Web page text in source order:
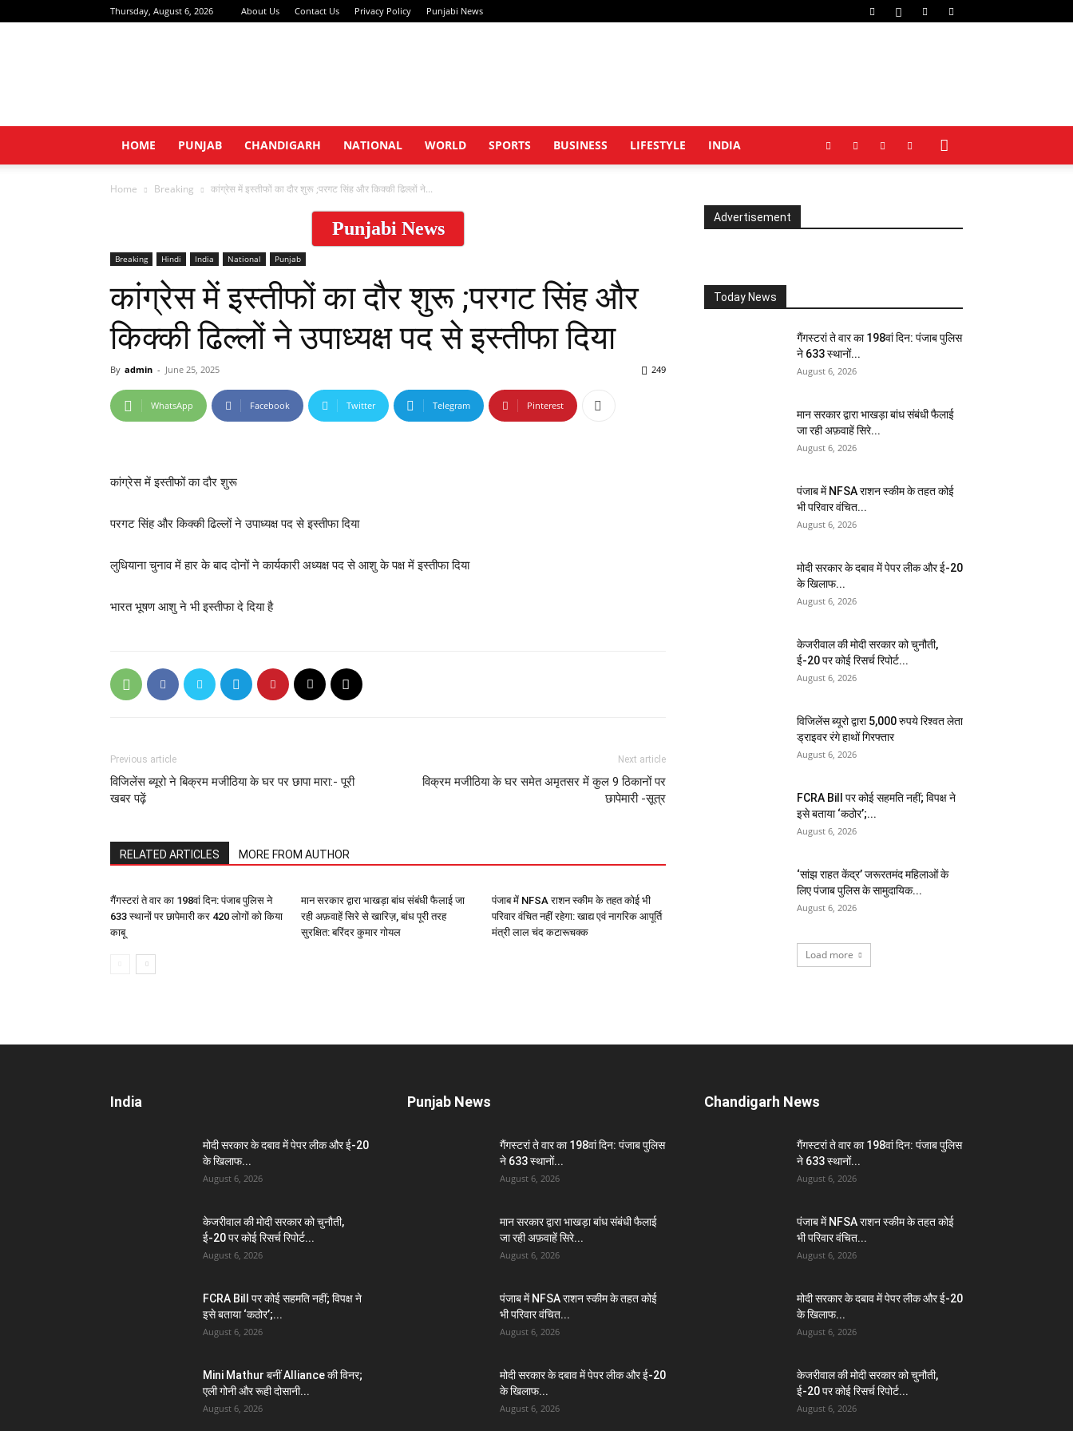
Thursday, August 6, 2026 About Us Contact Us Privacy Policy Punjabi News
Khabar
HOME PUNJAB CHANDIGARH NATIONAL WORLD SPORTS BUSINESS LIFESTYLE INDIA
Home Breaking कांग्रेस में इस्तीफों का दौर शुरू ;परगट सिंह और किक्की ढिल्लों ने...
Punjabi News
Breaking Hindi India National Punjab
कांग्रेस में इस्तीफों का दौर शुरू ;परगट सिंह और
किक्की ढिल्लों ने उपाध्यक्ष पद से इस्तीफा दिया
By admin - June 25, 2025 249
WhatsApp Facebook Twitter Telegram Pinterest
कांग्रेस में इस्तीफों का दौर शुरू
परगट सिंह और किक्की ढिल्लों ने उपाध्यक्ष पद से इस्तीफा दिया
लुधियाना चुनाव में हार के बाद दोनों ने कार्यकारी अध्यक्ष पद से आशु के पक्ष में इस्तीफा दिया
भारत भूषण आशु ने भी इस्तीफा दे दिया है
Previous article
विजिलेंस ब्यूरो ने बिक्रम मजीठिया के घर पर छापा मारा:- पूरी
खबर पढ़ें
Next article
विक्रम मजीठिया के घर समेत अमृतसर में कुल 9 ठिकानों पर
छापेमारी -सूत्र
RELATED ARTICLES MORE FROM AUTHOR
गैंगस्टरां ते वार का 198वां दिन: पंजाब पुलिस ने
633 स्थानों पर छापेमारी कर 420 लोगों को किया
काबू
मान सरकार द्वारा भाखड़ा बांध संबंधी फैलाई जा
रही अफ़वाहें सिरे से खारिज़, बांध पूरी तरह
सुरक्षित: बरिंदर कुमार गोयल
पंजाब में NFSA राशन स्कीम के तहत कोई भी
परिवार वंचित नहीं रहेगा: खाद्य एवं नागरिक आपूर्ति
मंत्री लाल चंद कटारूचक्क
Advertisement
Today News
गैंगस्टरां ते वार का 198वां दिन: पंजाब पुलिस
ने 633 स्थानों...
August 6, 2026
मान सरकार द्वारा भाखड़ा बांध संबंधी फैलाई
जा रही अफ़वाहें सिरे...
August 6, 2026
पंजाब में NFSA राशन स्कीम के तहत कोई
भी परिवार वंचित...
August 6, 2026
मोदी सरकार के दबाव में पेपर लीक और ई-20
के खिलाफ...
August 6, 2026
केजरीवाल की मोदी सरकार को चुनौती,
ई-20 पर कोई रिसर्च रिपोर्ट...
August 6, 2026
विजिलेंस ब्यूरो द्वारा 5,000 रुपये रिश्वत लेता
ड्राइवर रंगे हाथों गिरफ्तार
August 6, 2026
FCRA Bill पर कोई सहमति नहीं; विपक्ष ने
इसे बताया ‘कठोर’;...
August 6, 2026
‘सांझ राहत केंद्र’ जरूरतमंद महिलाओं के
लिए पंजाब पुलिस के सामुदायिक...
August 6, 2026
Load more
India
मोदी सरकार के दबाव में पेपर लीक और ई-20
के खिलाफ...
August 6, 2026
केजरीवाल की मोदी सरकार को चुनौती,
ई-20 पर कोई रिसर्च रिपोर्ट...
August 6, 2026
FCRA Bill पर कोई सहमति नहीं; विपक्ष ने
इसे बताया ‘कठोर’;...
August 6, 2026
Mini Mathur बनीं Alliance की विनर;
एली गोनी और रूही दोसानी...
August 6, 2026
Punjab News
गैंगस्टरां ते वार का 198वां दिन: पंजाब पुलिस
ने 633 स्थानों...
August 6, 2026
मान सरकार द्वारा भाखड़ा बांध संबंधी फैलाई
जा रही अफ़वाहें सिरे...
August 6, 2026
पंजाब में NFSA राशन स्कीम के तहत कोई
भी परिवार वंचित...
August 6, 2026
मोदी सरकार के दबाव में पेपर लीक और ई-20
के खिलाफ...
August 6, 2026
Chandigarh News
गैंगस्टरां ते वार का 198वां दिन: पंजाब पुलिस
ने 633 स्थानों...
August 6, 2026
पंजाब में NFSA राशन स्कीम के तहत कोई
भी परिवार वंचित...
August 6, 2026
मोदी सरकार के दबाव में पेपर लीक और ई-20
के खिलाफ...
August 6, 2026
केजरीवाल की मोदी सरकार को चुनौती,
ई-20 पर कोई रिसर्च रिपोर्ट...
August 6, 2026